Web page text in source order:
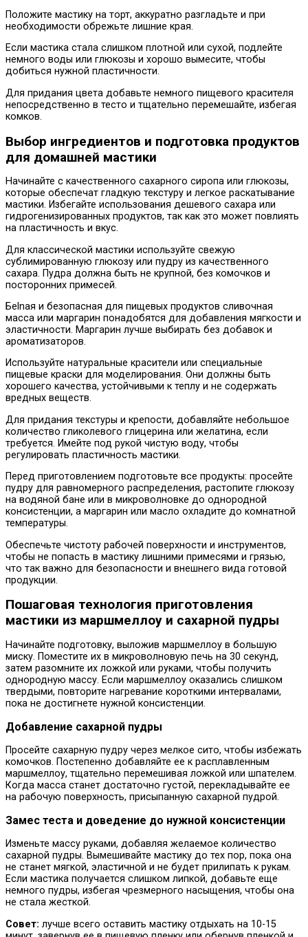
Положите мастику на торт, аккуратно разгладьте и при
необходимости обрежьте лишние края.
Если мастика стала слишком плотной или сухой, подлейте
немного воды или глюкозы и хорошо вымесите, чтобы
добиться нужной пластичности.
Для придания цвета добавьте немного пищевого красителя
непосредственно в тесто и тщательно перемешайте, избегая
комков.
Выбор ингредиентов и подготовка продуктов
для домашней мастики
Начинайте с качественного сахарного сиропа или глюкозы,
которые обеспечат гладкую текстуру и легкое раскатывание
мастики. Избегайте использования дешевого сахара или
гидрогенизированных продуктов, так как это может повлиять
на пластичность и вкус.
Для классической мастики используйте свежую
сублимированную глюкозу или пудру из качественного
сахара. Пудра должна быть не крупной, без комочков и
посторонних примесей.
Бelnая и безопасная для пищевых продуктов сливочная
масса или маргарин понадобятся для добавления мягкости и
эластичности. Маргарин лучше выбирать без добавок и
ароматизаторов.
Используйте натуральные красители или специальные
пищевые краски для моделирования. Они должны быть
хорошего качества, устойчивыми к теплу и не содержать
вредных веществ.
Для придания текстуры и крепости, добавляйте небольшое
количество гликолевого глицерина или желатина, если
требуется. Имейте под рукой чистую воду, чтобы
регулировать пластичность мастики.
Перед приготовлением подготовьте все продукты: просейте
пудру для равномерного распределения, растопите глюкозу
на водяной бане или в микроволновке до однородной
консистенции, а маргарин или масло охладите до комнатной
температуры.
Обеспечьте чистоту рабочей поверхности и инструментов,
чтобы не попасть в мастику лишними примесями и грязью,
что так важно для безопасности и внешнего вида готовой
продукции.
Пошаговая технология приготовления
мастики из маршмеллоу и сахарной пудры
Начинайте подготовку, выложив маршмеллоу в большую
миску. Поместите их в микроволновую печь на 30 секунд,
затем разомните их ложкой или руками, чтобы получить
однородную массу. Если маршмеллоу оказались слишком
твердыми, повторите нагревание короткими интервалами,
пока не достигнете нужной консистенции.
Добавление сахарной пудры
Просейте сахарную пудру через мелкое сито, чтобы избежать
комочков. Постепенно добавляйте ее к расплавленным
маршмеллоу, тщательно перемешивая ложкой или шпателем.
Когда масса станет достаточно густой, перекладывайте ее
на рабочую поверхность, присыпанную сахарной пудрой.
Замес теста и доведение до нужной консистенции
Изменьте массу руками, добавляя желаемое количество
сахарной пудры. Вымешивайте мастику до тех пор, пока она
не станет мягкой, эластичной и не будет прилипать к рукам.
Если мастика получается слишком липкой, добавьте еще
немного пудры, избегая чрезмерного насыщения, чтобы она
не стала жесткой.
Совет: лучше всего оставить мастику отдыхать на 10-15